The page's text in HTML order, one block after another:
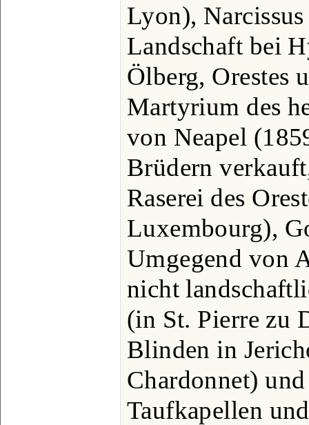
Lyon),
Landschaft bei
Ölberg, Orestes
Martyrium des
von Neapel
Brüdern
Raserei des
Luxembourg),
Umgegend von
nicht
(in St. Pierre zu
Blinden in
Chardonnet)
Taufkapellen